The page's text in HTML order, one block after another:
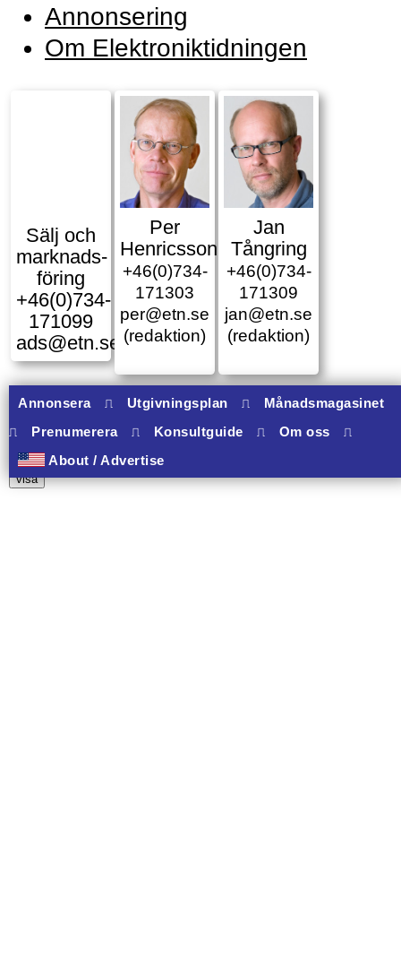
Annonsering
Om Elektroniktidningen
Sälj och
marknads­
föring
+46(0)734-
171099
ads@etn.se
Per
Henricsson
+46(0)734-
171303
per@etn.se
(redaktion)
Jan
Tångring
+46(0)734-
171309
jan@etn.se
(redaktion)
Annonsera ⎍ Utgivningsplan ⎍
Månadsmagasinet
⎍
Prenumerera ⎍ Konsultguide ⎍ Om oss
⎍
About / Advertise
10 banners varav 10 har onclick.